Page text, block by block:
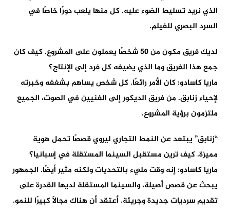
الذي نريد تسليط الضوء عليه. كل منها يلعب دورًا خاصًا في
السرد البصري للفيلم.
لديك فريق مكون من 50 شخصًا يعملون على المشروع. كيف كان
جمع هذا الفريق وما الذي يضيفه كل فرد إلى الإنتاج؟
ماريا كاسادو: كان الأمر رائعًا. كل شخص يساهم بشغفه وخبرته
لإحياء زنابق. من فريق الديكور إلى الفنيين في الصوت، الجميع
ملتزمون برؤية المشروع.
“زنابق” يبتعد عن النمط التجاري ليروي قصصًا تحمل هوية
مميزة. كيف ترين مستقبل السينما المستقلة في إسبانيا؟
ماريا كاسادو: إنه وقت مليء بالتحديات ولكنه مثير أيضًا. الجمهور
يبحث عن قصص أصيلة، والسينما المستقلة لديها القدرة على
تقديم سرديات جديدة وجريئة. أعتقد أن هناك مجالًا كبيرًا للنمو.